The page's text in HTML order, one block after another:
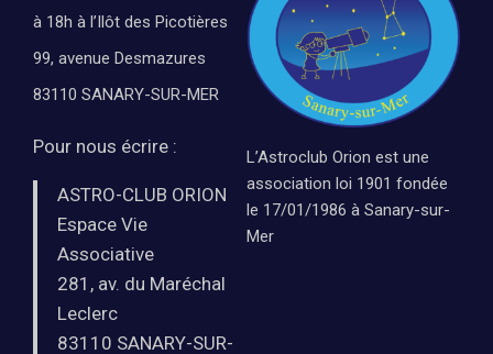
à 18h à l’Ilôt des Picotières
99, avenue Desmazures
83110 SANARY-SUR-MER
Pour nous écrire :
ASTRO-CLUB ORION
Espace Vie
Associative
281, av. du Maréchal
Leclerc
83110 SANARY-SUR-
L’Astroclub Orion est une
association loi 1901 fondée
le 17/01/1986 à Sanary-sur-
Mer